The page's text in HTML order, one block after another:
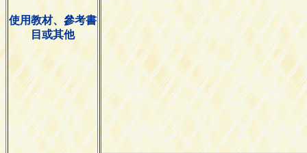
使用教材、參考書
目或其他